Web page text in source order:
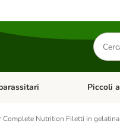
Cerca
Gatti Apri
Piccoli
Complete Nutrition Filetti in